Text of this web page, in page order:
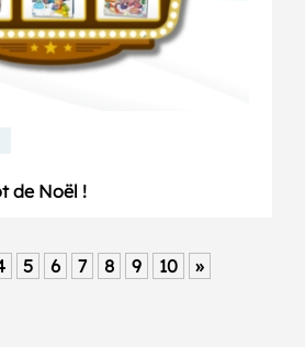
de Noël !
5 6 7 8 9 10 »